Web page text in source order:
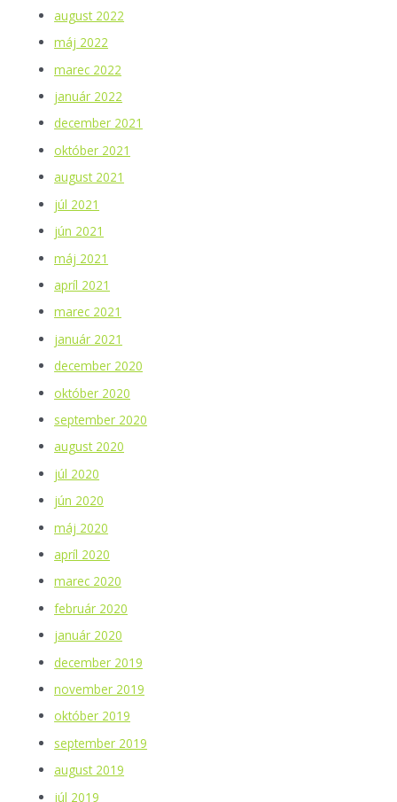
august 2022
máj 2022
marec 2022
január 2022
december 2021
október 2021
august 2021
júl 2021
jún 2021
máj 2021
apríl 2021
marec 2021
január 2021
december 2020
október 2020
september 2020
august 2020
júl 2020
jún 2020
máj 2020
apríl 2020
marec 2020
február 2020
január 2020
december 2019
november 2019
október 2019
september 2019
august 2019
júl 2019